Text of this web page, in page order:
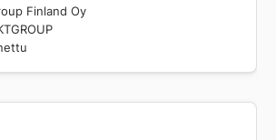
Finland Oy